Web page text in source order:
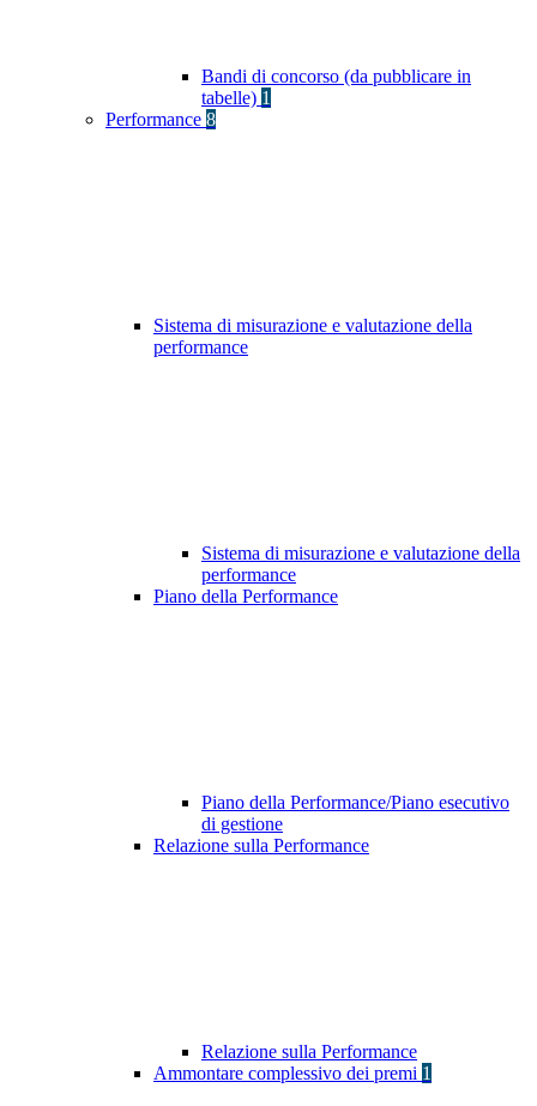
Bandi di concorso (da pubblicare in
tabelle) 1
Performance 8
Sistema di misurazione e valutazione della
performance
Sistema di misurazione e valutazione della
performance
Piano della Performance
Piano della Performance/Piano esecutivo
di gestione
Relazione sulla Performance
Relazione sulla Performance
Ammontare complessivo dei premi 1